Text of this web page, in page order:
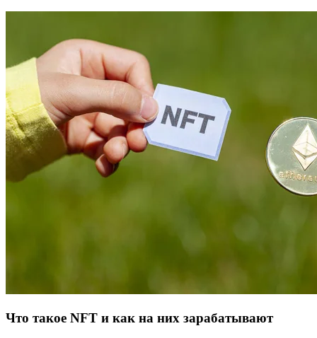
Что такое NFT и как на них зарабатывают